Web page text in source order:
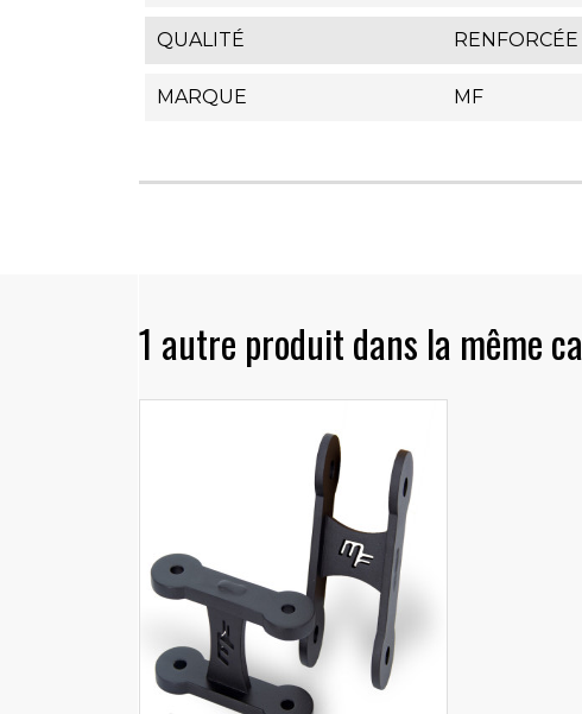
QUALITÉ RENFORCÉE
MARQUE MF
1 autre produit dans la même